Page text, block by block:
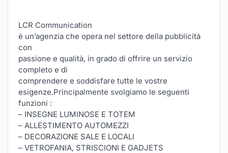
LCR Communication
è un’agenzia che opera nel settore della pubblicità
con
passione e qualità, in grado di offrire un servizio
completo e di
comprendere e soddisfare tutte le vostre
esigenze.Principalmente svolgiamo le seguenti
funzioni :
– INSEGNE LUMINOSE E TOTEM
– ALLESTIMENTO AUTOMEZZI
– DECORAZIONE SALE E LOCALI
– VETROFANIA, STRISCIONI E GADJETS